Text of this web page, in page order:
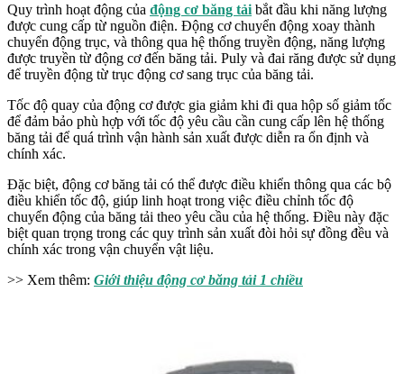
Quy trình hoạt động của động cơ băng tải bắt đầu khi năng lượng
được cung cấp từ nguồn điện. Động cơ chuyển động xoay thành
chuyển động trục, và thông qua hệ thống truyền động, năng lượng
được truyền từ động cơ đến băng tải. Puly và đai răng được sử dụng
để truyền động từ trục động cơ sang trục của băng tải.
Tốc độ quay của động cơ được gia giảm khi đi qua hộp số giảm tốc
để đảm bảo phù hợp với tốc độ yêu cầu cần cung cấp lên hệ thống
băng tải để quá trình vận hành sản xuất được diễn ra ổn định và
chính xác.
Đặc biệt, động cơ băng tải có thể được điều khiển thông qua các bộ
điều khiển tốc độ, giúp linh hoạt trong việc điều chỉnh tốc độ
chuyển động của băng tải theo yêu cầu của hệ thống. Điều này đặc
biệt quan trọng trong các quy trình sản xuất đòi hỏi sự đồng đều và
chính xác trong vận chuyển vật liệu.
>> Xem thêm: Giới thiệu động cơ băng tải 1 chiều